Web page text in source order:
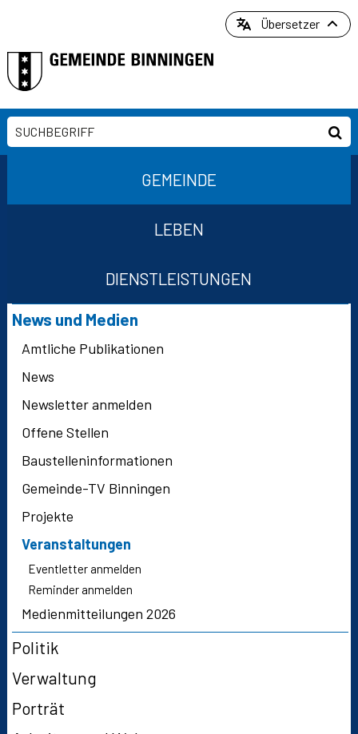
Übersetzer
GEMEINDE
LEBEN
DIENSTLEISTUNGEN
Suchformular
Suchbegriff
Subnavigation
News und Medien
Amtliche Publikationen
News
Newsletter anmelden
Offene Stellen
Baustelleninformationen
Gemeinde-TV Binningen
Projekte
Veranstaltungen
Eventletter anmelden
Reminder anmelden
Medienmitteilungen 2026
Politik
Verwaltung
Porträt